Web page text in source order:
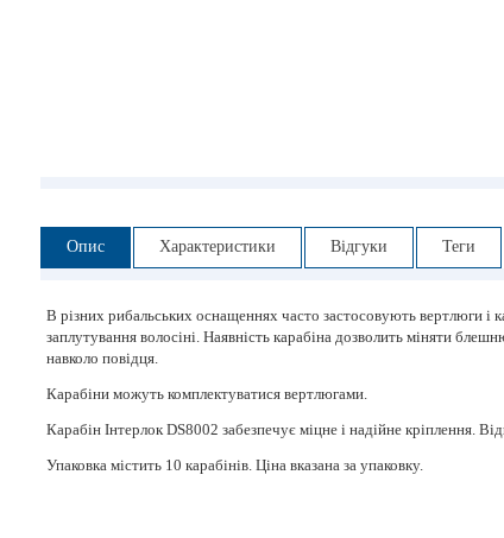
Опис Характеристики Відгуки Теги
В різних рибальських оснащеннях часто застосовують вертлюги і
заплутування волосіні. Наявність карабіна дозволить міняти
навколо повідця.
Карабіни можуть комплектуватися вертлюгами.
Карабін Інтерлок DS8002 забезпечує міцне і надійне кріплення.
Упаковка містить 10 карабінів. Ціна вказана за упаковку.